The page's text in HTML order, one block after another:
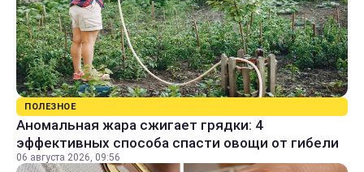
ПОЛЕЗНОЕ
Аномальная жара сжигает грядки: 4
эффективных способа спасти овощи от гибели
06 августа 2026, 09:56